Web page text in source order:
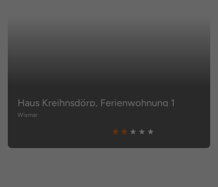
Haus Kreihnsdörp, Ferienwohnung 1
Wismar